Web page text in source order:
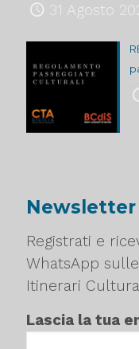
31 Agosto
Newsletter
Registrati e
WhatsApp
Itinerari
Lascia la tua